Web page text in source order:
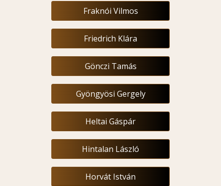
Fraknói Vilmos
Friedrich Klára
Gönczi Tamás
Gyöngyösi Gergely
Heltai Gáspár
Hintalan László
Horvát István